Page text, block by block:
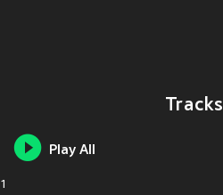
Tracks
Play All
1